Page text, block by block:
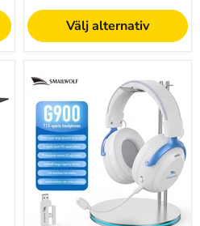
Välj alternativ
L80
Lättvikts
Gamingheadset
tre
lägen
Bluetooth
och
trådbundet
med
mikrofon